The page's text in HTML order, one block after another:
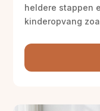
heldere stappen
kinderopvang